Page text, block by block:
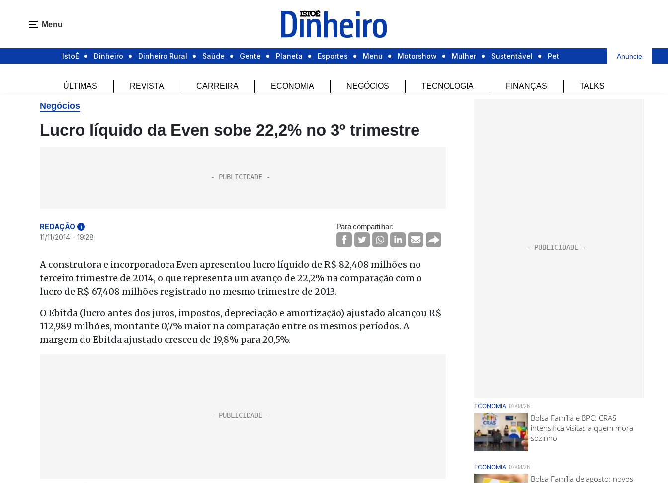
Menu
IstoÉ Dinheiro Dinheiro Rural Saúde Gente Planeta Esportes Menu Motorshow Mulher Sustentável Pet Anuncie
ÚLTIMAS REVISTA CARREIRA ECONOMIA NEGÓCIOS TECNOLOGIA FINANÇAS TALKS
Negócios
Lucro líquido da Even sobe 22,2% no 3º trimestre
REDAÇÃO i
11/11/2014 - 19:28
Para compartilhar:
A construtora e incorporadora Even apresentou lucro líquido de R$ 82,408 milhões no
terceiro trimestre de 2014, o que representa um avanço de 22,2% na comparação com o
lucro de R$ 67,408 milhões registrado no mesmo trimestre de 2013.
O Ebitda (lucro antes dos juros, impostos, depreciação e amortização) ajustado alcançou R$
112,989 milhões, montante 0,7% maior na comparação entre os mesmos períodos. A
margem do Ebitda ajustado cresceu de 19,8% para 20,5%.